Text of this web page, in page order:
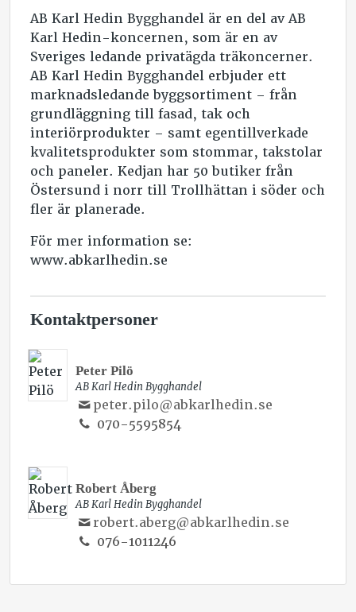
AB Karl Hedin Bygghandel är en del av AB
Karl Hedin-koncernen, som är en av
Sveriges ledande privatägda träkoncerner.
AB Karl Hedin Bygghandel erbjuder ett
marknadsledande byggsortiment – från
grundläggning till fasad, tak och
interiörprodukter – samt egentillverkade
kvalitetsprodukter som stommar, takstolar
och paneler. Kedjan har 50 butiker från
Östersund i norr till Trollhättan i söder och
fler är planerade.
För mer information se:
www.abkarlhedin.se
Kontaktpersoner
Peter Pilö
AB Karl Hedin Bygghandel
peter.pilo@abkarlhedin.se
070-5595854
Robert Åberg
AB Karl Hedin Bygghandel
robert.aberg@abkarlhedin.se
076-1011246